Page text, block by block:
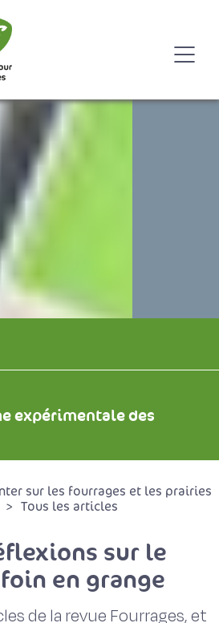
expérimentale des
sur les fourrages et les prairies
Tous les articles
sur le
en grange
de la revue Fourrages, et